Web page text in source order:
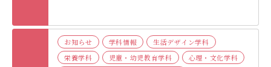
お知らせ 学科情報
生活デザイン学科
栄養学科
児童・幼児教育学科
心理・文化学科